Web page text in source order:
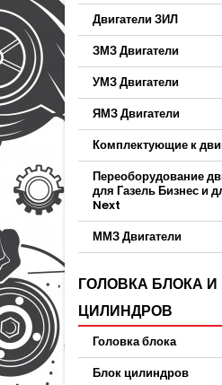
Двигатели ЗИЛ
ЗМЗ Двигатели
УМЗ Двигатели
ЯМЗ Двигатели
Комплектующие к
Переоборудование
для Газель Бизнес и
Next
ММЗ Двигатели
ГОЛОВКА БЛОКА И
ЦИЛИНДРОВ
Головка блока
Блок цилиндров